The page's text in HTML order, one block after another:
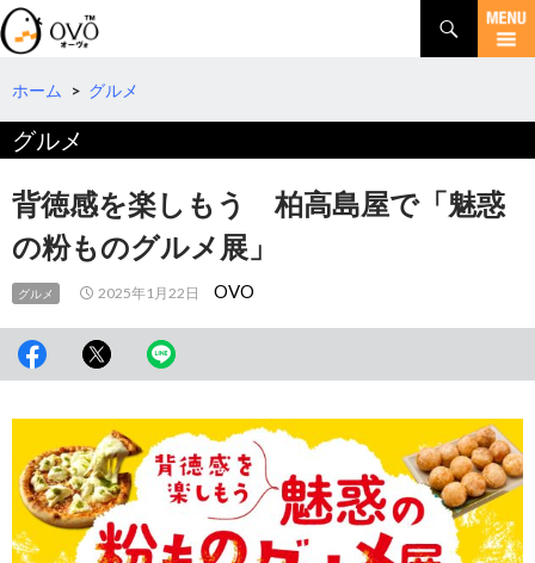
検
索
コ
テ
ツ
へ
移
ホーム > グルメ
グルメ
背徳感を楽しもう 柏高島屋で「魅惑
の粉ものグルメ展」
グルメ 2025年1月22日 OVO